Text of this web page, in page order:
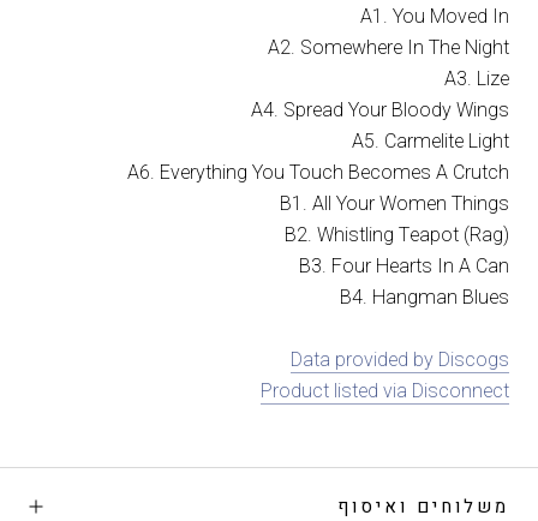
A1. You Moved In
A2. Somewhere In The Night
A3. Lize
A4. Spread Your Bloody Wings
A5. Carmelite Light
A6. Everything You Touch Becomes A Crutch
B1. All Your Women Things
B2. Whistling Teapot (Rag)
B3. Four Hearts In A Can
B4. Hangman Blues
Data provided by Discogs
Product listed via Disconnect
משלוחים ואיסוף